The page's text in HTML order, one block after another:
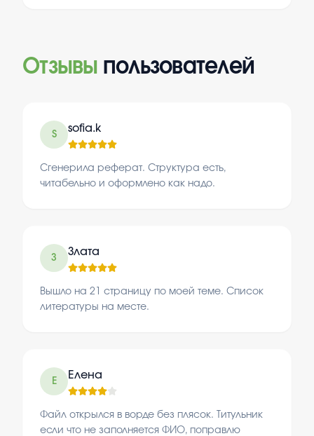
Отзывы пользователей
S
sofia.k
Сгенерила реферат. Структура есть,
читабельно и оформлено как надо.
З
Злата
Вышло на 21 страницу по моей теме. Список
литературы на месте.
Е
Елена
Файл открылся в ворде без плясок. Титульник
если что не заполняется ФИО, поправлю